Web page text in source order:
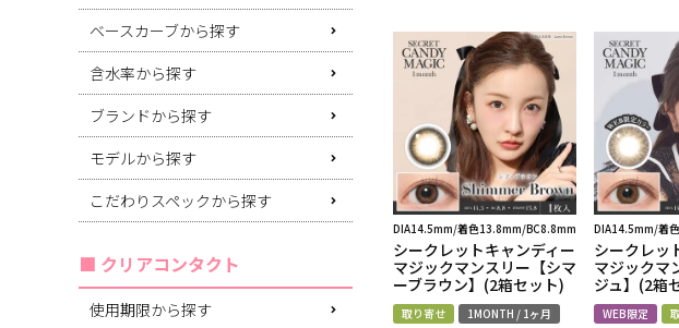
ベースカーブから探す
含水率から探す
ブランドから探す
モデルから探す
こだわりスペックから探す
クリアコンタクト
使用期限から探す
DIA14.5mm/着色13.8mm/BC8.8mm
シークレットキャンディー
マジックマンスリー【シマ
ーブラウン】(2箱セット)
取り寄せ
1MONTH / 1ヶ月
DIA14.5mm/着
シークレッ
マジックマ
ジュ】(2箱
WEB限定